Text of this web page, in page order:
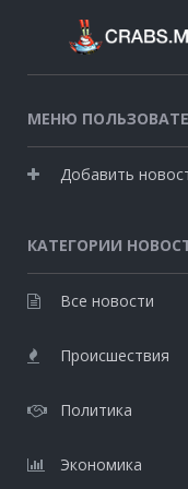
МЕНЮ
Добавить
КАТЕГОРИИ
Все новости
Происшествия
Политика
Экономика